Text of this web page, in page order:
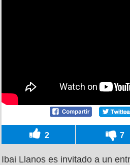
2 7
Ibai Llanos es invitado a un